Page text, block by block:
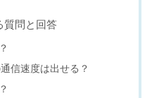
質問と回答
信速度は出せる？